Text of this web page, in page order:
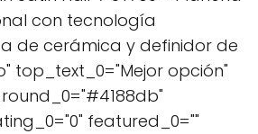
con tecnología
de cerámica y definidor de
top_text_0="Mejor opción"
featured_0=""